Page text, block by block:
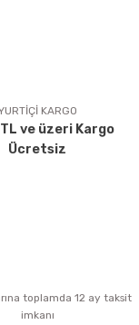
KARGO
ve üzeri Kargo
Ücretsiz
toplamda 12 ay taksit
imkanı